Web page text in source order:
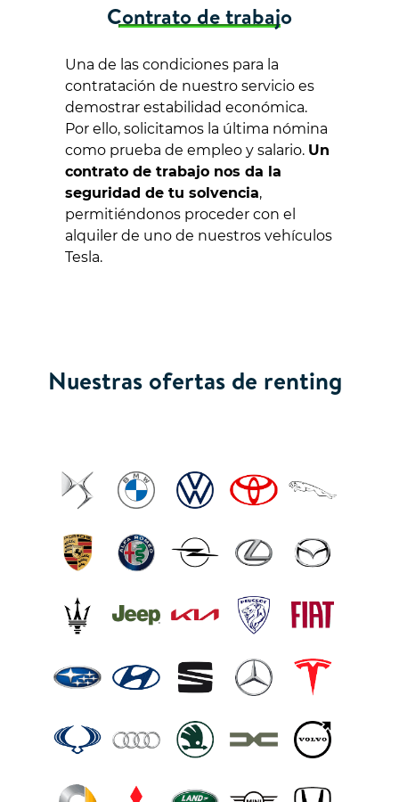
Contrato de trabajo
Una de las condiciones para la
contratación de nuestro servicio es
demostrar estabilidad económica.
Por ello, solicitamos la última nómina
como prueba de empleo y salario. Un
contrato de trabajo nos da la
seguridad de tu solvencia,
permitiéndonos proceder con el
alquiler de uno de nuestros vehículos
Tesla.
Nuestras ofertas de renting